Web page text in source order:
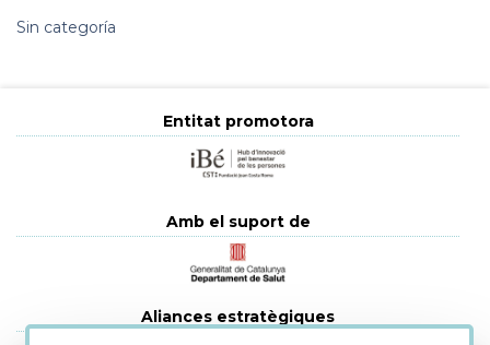
Sin categoría
Entitat promotora
Amb el suport de
Aliances estratègiques